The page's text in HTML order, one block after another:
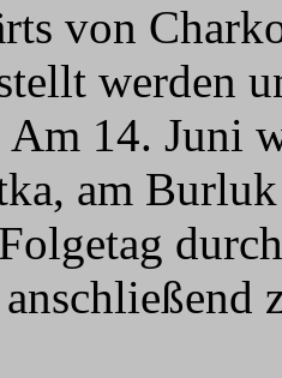
von
werden
14. Juni
am